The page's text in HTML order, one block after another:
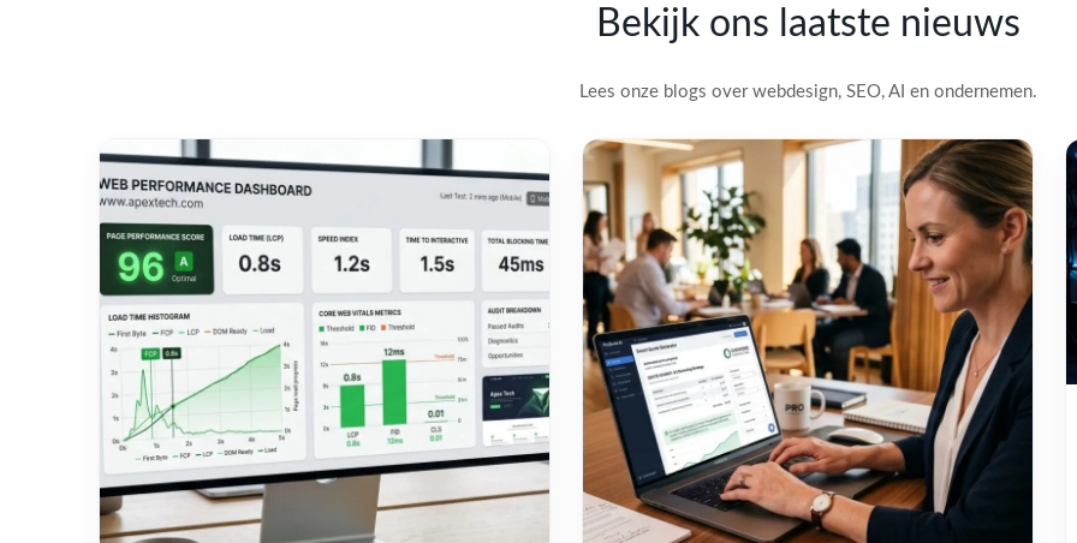
Bekijk ons laatste nieuws
Lees onze blogs over webdesign, SEO, AI en ondernemen.